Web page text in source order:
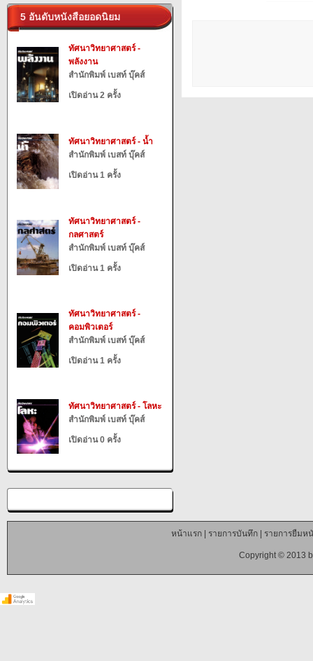
5 อันดับหนังสือยอดนิยม
ทัศนาวิทยาศาสตร์ -
พลังงาน
สำนักพิมพ์ เบสท์ บุ๊คส์
เปิดอ่าน 2 ครั้ง
ทัศนาวิทยาศาสตร์ - น้ำ
สำนักพิมพ์ เบสท์ บุ๊คส์
เปิดอ่าน 1 ครั้ง
ทัศนาวิทยาศาสตร์ -
กลศาสตร์
สำนักพิมพ์ เบสท์ บุ๊คส์
เปิดอ่าน 1 ครั้ง
ทัศนาวิทยาศาสตร์ -
คอมพิวเตอร์
สำนักพิมพ์ เบสท์ บุ๊คส์
เปิดอ่าน 1 ครั้ง
ทัศนาวิทยาศาสตร์ - โลหะ
สำนักพิมพ์ เบสท์ บุ๊คส์
เปิดอ่าน 0 ครั้ง
หน้าแรก| รายการบันทึก| รายการยืมห
Copyright © 2013